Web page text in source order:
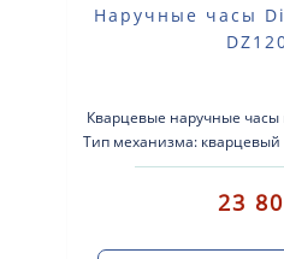
Наручные часы
Кварцевые наручные
Тип механизма:
сталь Ремень:
23